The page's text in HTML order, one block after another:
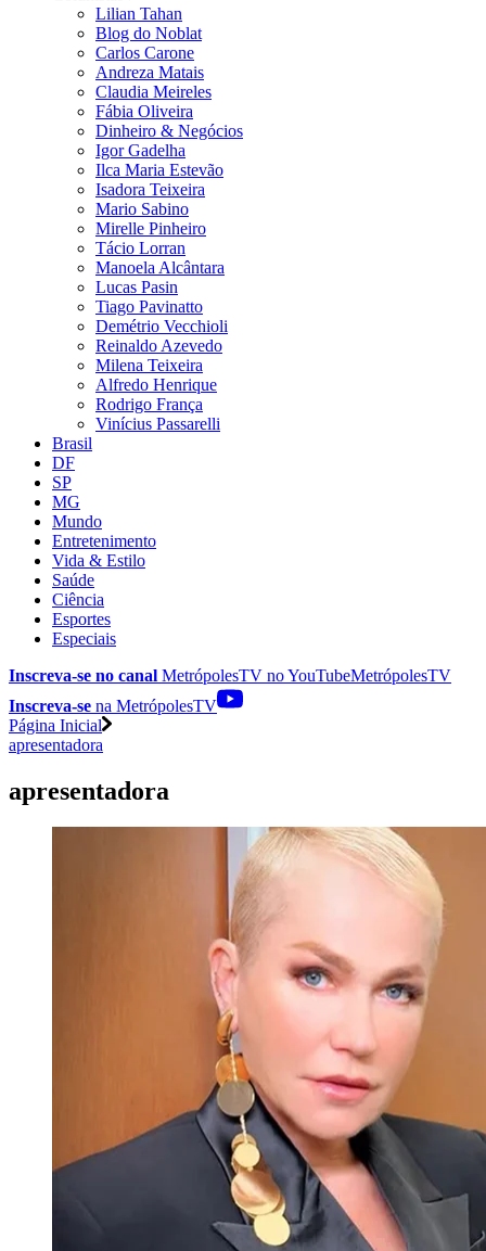
Lilian Tahan
Blog do Noblat
Carlos Carone
Andreza Matais
Claudia Meireles
Fábia Oliveira
Dinheiro & Negócios
Igor Gadelha
Ilca Maria Estevão
Isadora Teixeira
Mario Sabino
Mirelle Pinheiro
Tácio Lorran
Manoela Alcântara
Lucas Pasin
Tiago Pavinatto
Demétrio Vecchioli
Reinaldo Azevedo
Milena Teixeira
Alfredo Henrique
Rodrigo França
Vinícius Passarelli
Brasil
DF
SP
MG
Mundo
Entretenimento
Vida & Estilo
Saúde
Ciência
Esportes
Especiais
Inscreva-se no canal MetrópolesTV noYouTubeMetrópolesTV
Inscreva-se na MetrópolesTV
Página Inicial
apresentadora
apresentadora